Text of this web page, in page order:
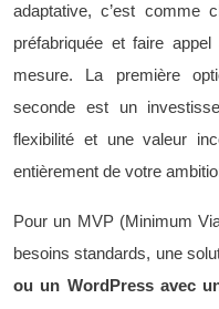
adaptative, c’est comme
préfabriquée et faire
mesure. La première
seconde est un
flexibilité et une valeur
entièrement de votre
Pour un MVP (Minimum
besoins standards, une
ou un WordPress avec